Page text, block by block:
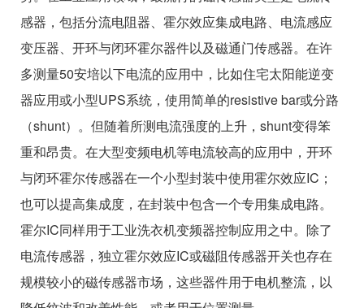
感器，包括分流电阻器、霍尔效应集成电路、电流感应
变压器、开环与闭环霍尔器件以及磁通门传感器。在许
多测量50安培以下电流的应用中，比如住宅太阳能逆变
器应用或小型UPS系统，使用简单的resistive bar或分路
（shunt）。但随着所测电流强度的上升，shunt变得笨
重和昂贵。在大型变频电机等电流较高的应用中，开环
与闭环霍尔传感器在一个小型封装中使用霍尔效应IC；
也可以提高集成度，在封装中包含一个专用集成电路。
霍尔IC同样用于工业洗衣机变频器控制应用之中。除了
电流传感器，独立霍尔效应IC或磁阻传感器开关也存在
规模较小的磁传感器市场，这些器件用于电机整流，以